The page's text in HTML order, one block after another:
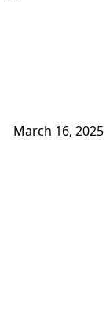
March 16, 2025